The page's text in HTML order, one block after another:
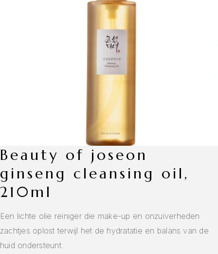
beauty of joseon
ginseng cleansing oil,
210ml
Een lichte olie reiniger die make-up en onzuiverheden
zachtjes oplost terwijl het de hydratatie en balans van de
huid ondersteunt.